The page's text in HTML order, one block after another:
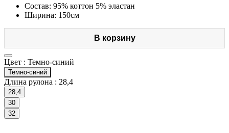
Состав: 95% коттон 5% эластан
Ширина: 150см
В корзину
Цвет : Темно-синий
Темно-синий
Длина рулона : 28,4
28,4
30
32